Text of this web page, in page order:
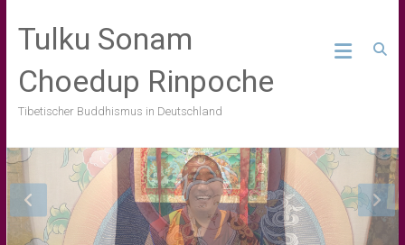
content
Tulku Sonam
Choedup Rinpoche
Tibetischer Buddhismus in Deutschland